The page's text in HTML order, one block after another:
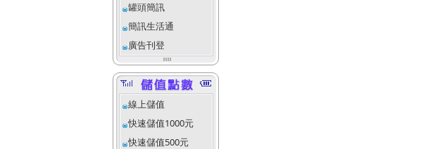
罐頭簡訊
簡訊生活通
廣告刊登
線上儲值
快速儲值1000元
快速儲值500元